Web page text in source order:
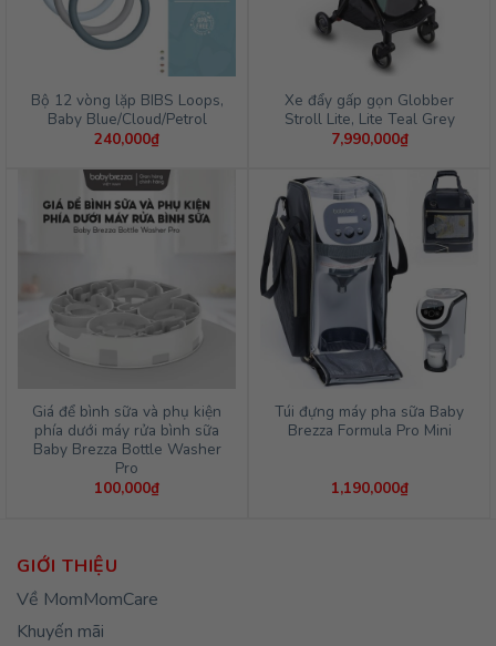
Bộ 12 vòng lặp BIBS Loops,
Baby Blue/Cloud/Petrol
240,000₫
Xe đẩy gấp gọn Globber
Stroll Lite, Lite Teal Grey
7,990,000₫
Giá để bình sữa và phụ kiện
phía dưới máy rửa bình sữa
Baby Brezza Bottle Washer
Pro
100,000₫
Túi đựng máy pha sữa Baby
Brezza Formula Pro Mini
1,190,000₫
GIỚI THIỆU
Về MomMomCare
Khuyến mãi